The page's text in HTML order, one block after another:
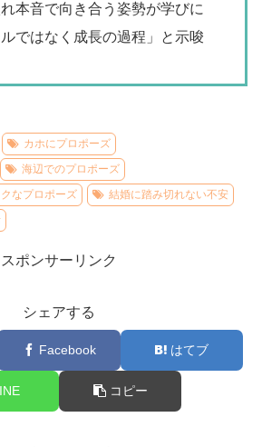
本音で向き合う姿勢が学びに
ルではなく成長の過程」と示唆
カホにプロポーズ
海辺でのプロポーズ
なプロポーズ
結婚に踏み切れない不安
スポンサーリンク
シェアする
Facebook はてブ
コピー